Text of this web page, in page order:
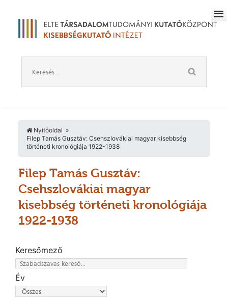
Nyitóoldal
Filep Tamás Gusztáv: Csehszlovákiai magyar kisebbség
történeti kronológiája 1922-1938
Filep Tamás Gusztáv:
Csehszlovákiai magyar
kisebbség történeti kronológiája
1922-1938
Keresőmező
Év